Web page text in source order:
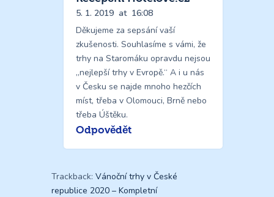
5. 1. 2019 at 16:08
Děkujeme za sepsání vaší
zkušenosti. Souhlasíme s vámi, že
trhy na Staromáku opravdu nejsou
„nejlepší trhy v Evropě.“ A i u nás
v Česku se najde mnoho hezčích
míst, třeba v Olomouci, Brně nebo
třeba Úštěku.
Odpovědět
Trackback: Vánoční trhy v České
republice 2020 – Kompletní